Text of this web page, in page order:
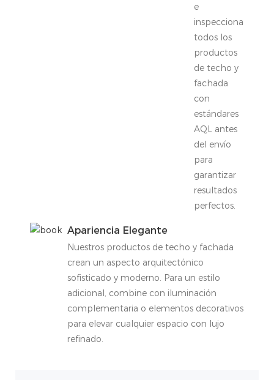
e
inspecciona
todos los
productos
de techo y
fachada
con
estándares
AQL antes
del envío
para
garantizar
resultados
perfectos.
Apariencia Elegante
Nuestros productos de techo y fachada
crean un aspecto arquitectónico
sofisticado y moderno. Para un estilo
adicional, combine con iluminación
complementaria o elementos decorativos
para elevar cualquier espacio con lujo
refinado.